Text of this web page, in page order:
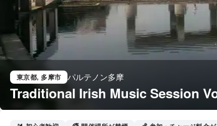
東京都, 多摩市 パルテノン多摩
Traditional Irish Music Session